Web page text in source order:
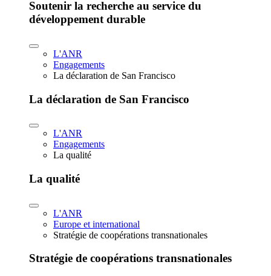
Soutenir la recherche au service du
développement durable
L'ANR
Engagements
La déclaration de San Francisco
La déclaration de San Francisco
L'ANR
Engagements
La qualité
La qualité
L'ANR
Europe et international
Stratégie de coopérations transnationales
Stratégie de coopérations transnationales